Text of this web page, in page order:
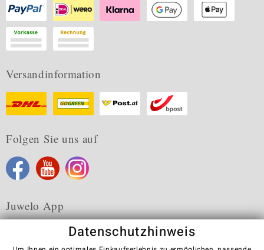
Versandinformation
Folgen Sie uns auf
Juwelo App
Datenschutzhinweis